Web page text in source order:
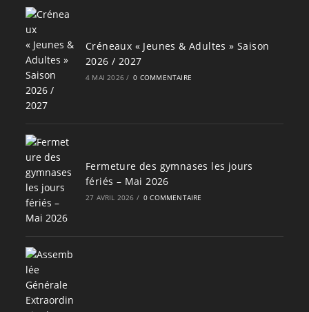
Créneaux « Jeunes & Adultes » Saison
2026 / 2027
4 MAI 2026 / 0 COMMENTAIRE
Fermeture des gymnases les jours
fériés – Mai 2026
27 AVRIL 2026 / 0 COMMENTAIRE